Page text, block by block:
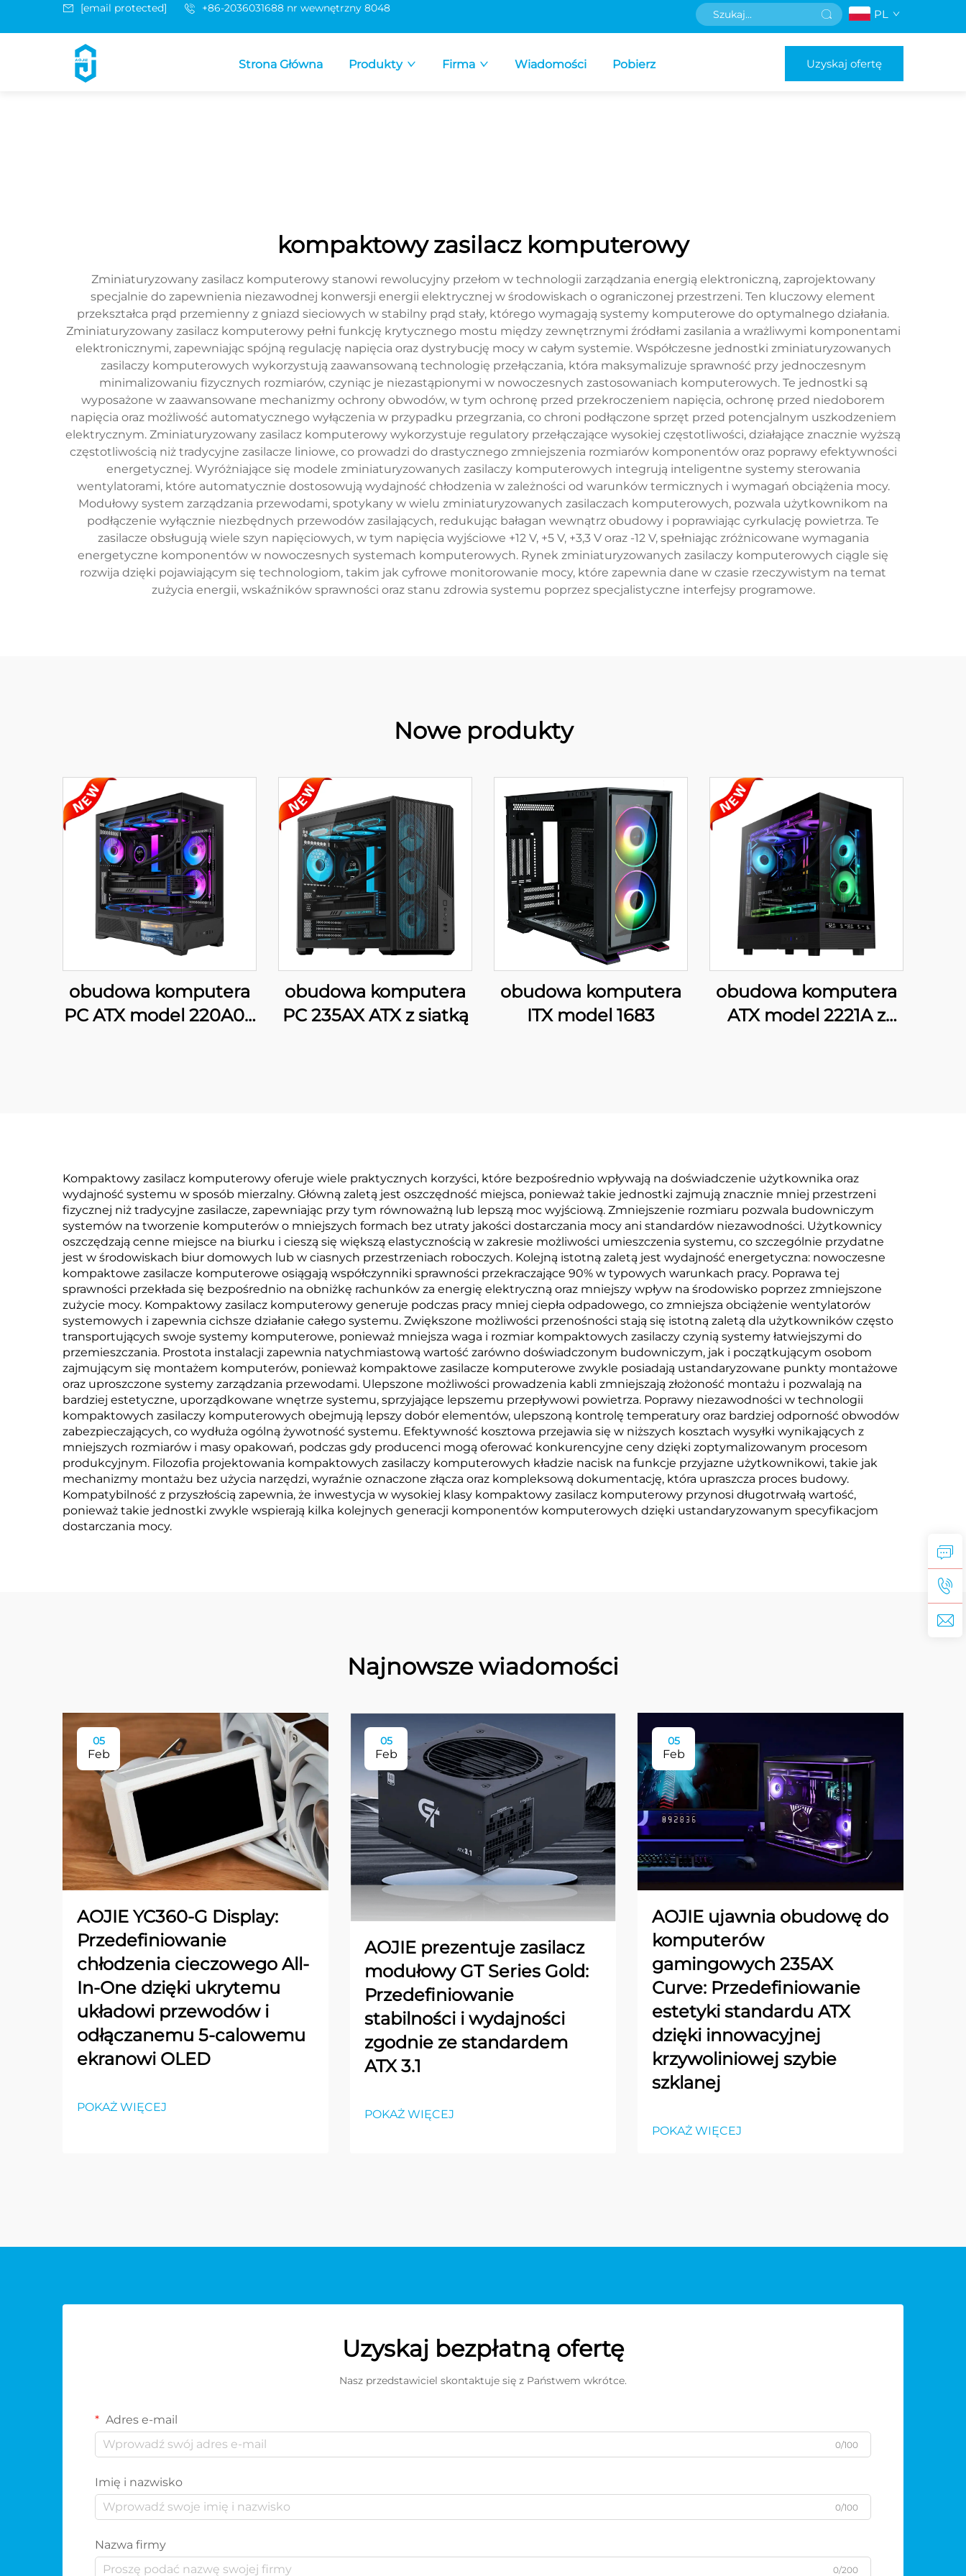
[email protected] +86-2036031688 nr wewnętrzny 8048 PL
Strona Główna Produkty Firma Wiadomości Pobierz Uzyskaj ofertę
kompaktowy zasilacz komputerowy
Zminiaturyzowany zasilacz komputerowy stanowi rewolucyjny przełom w technologii zarządzania energią elektroniczną, zaprojektowany
specjalnie do zapewnienia niezawodnej konwersji energii elektrycznej w środowiskach o ograniczonej przestrzeni. Ten kluczowy element
przekształca prąd przemienny z gniazd sieciowych w stabilny prąd stały, którego wymagają systemy komputerowe do optymalnego działania.
Zminiaturyzowany zasilacz komputerowy pełni funkcję krytycznego mostu między zewnętrznymi źródłami zasilania a wrażliwymi komponentami
elektronicznymi, zapewniając spójną regulację napięcia oraz dystrybucję mocy w całym systemie. Współczesne jednostki zminiaturyzowanych
zasilaczy komputerowych wykorzystują zaawansowaną technologię przełączania, która maksymalizuje sprawność przy jednoczesnym
minimalizowaniu fizycznych rozmiarów, czyniąc je niezastąpionymi w nowoczesnych zastosowaniach komputerowych. Te jednostki są
wyposażone w zaawansowane mechanizmy ochrony obwodów, w tym ochronę przed przekroczeniem napięcia, ochronę przed niedoborem
napięcia oraz możliwość automatycznego wyłączenia w przypadku przegrzania, co chroni podłączone sprzęt przed potencjalnym uszkodzeniem
elektrycznym. Zminiaturyzowany zasilacz komputerowy wykorzystuje regulatory przełączające wysokiej częstotliwości, działające znacznie wyższą
częstotliwością niż tradycyjne zasilacze liniowe, co prowadzi do drastycznego zmniejszenia rozmiarów komponentów oraz poprawy efektywności
energetycznej. Wyróżniające się modele zminiaturyzowanych zasilaczy komputerowych integrują inteligentne systemy sterowania
wentylatorami, które automatycznie dostosowują wydajność chłodzenia w zależności od warunków termicznych i wymagań obciążenia mocy.
Modułowy system zarządzania przewodami, spotykany w wielu zminiaturyzowanych zasilaczach komputerowych, pozwala użytkownikom na
podłączenie wyłącznie niezbędnych przewodów zasilających, redukując bałagan wewnątrz obudowy i poprawiając cyrkulację powietrza. Te
zasilacze obsługują wiele szyn napięciowych, w tym napięcia wyjściowe +12 V, +5 V, +3,3 V oraz -12 V, spełniając zróżnicowane wymagania
energetyczne komponentów w nowoczesnych systemach komputerowych. Rynek zminiaturyzowanych zasilaczy komputerowych ciągle się
rozwija dzięki pojawiającym się technologiom, takim jak cyfrowe monitorowanie mocy, które zapewnia dane w czasie rzeczywistym na temat
zużycia energii, wskaźników sprawności oraz stanu zdrowia systemu poprzez specjalistyczne interfejsy programowe.
Nowe produkty
obudowa komputera
PC ATX model 220A09
obudowa komputera
PC 235AX ATX z siatką
obudowa komputera
ITX model 1683
obudowa komputera
ATX model 2221A z
Kompaktowy zasilacz komputerowy oferuje wiele praktycznych korzyści, które bezpośrednio wpływają na doświadczenie użytkownika oraz
wydajność systemu w sposób mierzalny. Główną zaletą jest oszczędność miejsca, ponieważ takie jednostki zajmują znacznie mniej przestrzeni
fizycznej niż tradycyjne zasilacze, zapewniając przy tym równoważną lub lepszą moc wyjściową. Zmniejszenie rozmiaru pozwala budowniczym
systemów na tworzenie komputerów o mniejszych formach bez utraty jakości dostarczania mocy ani standardów niezawodności. Użytkownicy
oszczędzają cenne miejsce na biurku i cieszą się większą elastycznością w zakresie możliwości umieszczenia systemu, co szczególnie przydatne
jest w środowiskach biur domowych lub w ciasnych przestrzeniach roboczych. Kolejną istotną zaletą jest wydajność energetyczna: nowoczesne
kompaktowe zasilacze komputerowe osiągają współczynniki sprawności przekraczające 90% w typowych warunkach pracy. Poprawa tej
sprawności przekłada się bezpośrednio na obniżkę rachunków za energię elektryczną oraz mniejszy wpływ na środowisko poprzez zmniejszone
zużycie mocy. Kompaktowy zasilacz komputerowy generuje podczas pracy mniej ciepła odpadowego, co zmniejsza obciążenie wentylatorów
systemowych i zapewnia cichsze działanie całego systemu. Zwiększone możliwości przenośności stają się istotną zaletą dla użytkowników często
transportujących swoje systemy komputerowe, ponieważ mniejsza waga i rozmiar kompaktowych zasilaczy czynią systemy łatwiejszymi do
przemieszczania. Prostota instalacji zapewnia natychmiastową wartość zarówno doświadczonym budowniczym, jak i początkującym osobom
zajmującym się montażem komputerów, ponieważ kompaktowe zasilacze komputerowe zwykle posiadają ustandaryzowane punkty montażowe
oraz uproszczone systemy zarządzania przewodami. Ulepszone możliwości prowadzenia kabli zmniejszają złożoność montażu i pozwalają na
bardziej estetyczne, uporządkowane wnętrze systemu, sprzyjające lepszemu przepływowi powietrza. Poprawy niezawodności w technologii
kompaktowych zasilaczy komputerowych obejmują lepszy dobór elementów, ulepszoną kontrolę temperatury oraz bardziej odporność obwodów
zabezpieczających, co wydłuża ogólną żywotność systemu. Efektywność kosztowa przejawia się w niższych kosztach wysyłki wynikających z
mniejszych rozmiarów i masy opakowań, podczas gdy producenci mogą oferować konkurencyjne ceny dzięki zoptymalizowanym procesom
produkcyjnym. Filozofia projektowania kompaktowych zasilaczy komputerowych kładzie nacisk na funkcje przyjazne użytkownikowi, takie jak
mechanizmy montażu bez użycia narzędzi, wyraźnie oznaczone złącza oraz kompleksową dokumentację, która upraszcza proces budowy.
Kompatybilność z przyszłością zapewnia, że inwestycja w wysokiej klasy kompaktowy zasilacz komputerowy przynosi długotrwałą wartość,
ponieważ takie jednostki zwykle wspierają kilka kolejnych generacji komponentów komputerowych dzięki ustandaryzowanym specyfikacjom
dostarczania mocy.
Najnowsze wiadomości
05
Feb
AOJIE YC360-G Display:
Przedefiniowanie
chłodzenia cieczowego All-
In-One dzięki ukrytemu
układowi przewodów i
odłączanemu 5-calowemu
ekranowi OLED
POKAŻ WIĘCEJ
05
Feb
AOJIE prezentuje zasilacz
modułowy GT Series Gold:
Przedefiniowanie
stabilności i wydajności
zgodnie ze standardem
ATX 3.1
POKAŻ WIĘCEJ
05
Feb
AOJIE ujawnia obudowę do
komputerów
gamingowych 235AX
Curve: Przedefiniowanie
estetyki standardu ATX
dzięki innowacyjnej
krzywoliniowej szybie
szklanej
POKAŻ WIĘCEJ
Uzyskaj bezpłatną ofertę
Nasz przedstawiciel skontaktuje się z Państwem wkrótce.
Adres e-mail
0/100
Imię i nazwisko
0/100
Nazwa firmy
0/200